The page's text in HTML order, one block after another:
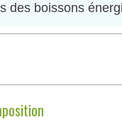
des boissons